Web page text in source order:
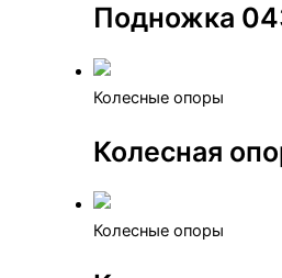
Подножка
Колесные опоры
Колесная
Колесные опоры